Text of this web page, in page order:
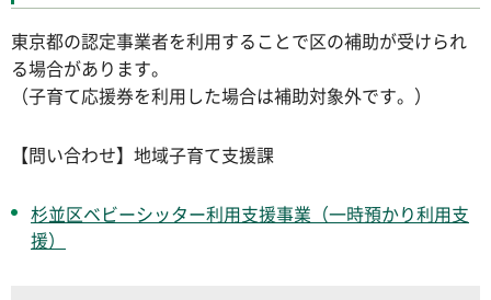
東京都の認定事業者を利用することで区の補助が受けられ
る場合があります。
（子育て応援券を利用した場合は補助対象外です。）
【問い合わせ】地域子育て支援課
杉並区ベビーシッター利用支援事業（一時預かり利用支
援）